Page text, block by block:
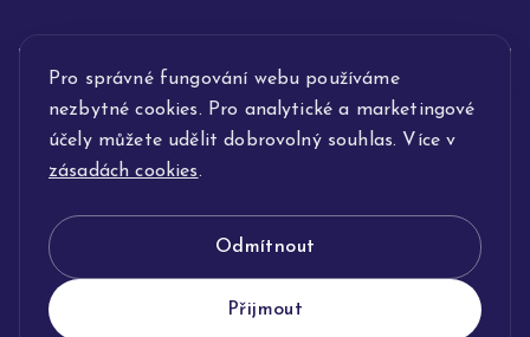
Pro správné fungování webu používáme
nezbytné cookies. Pro analytické a marketingové
účely můžete udělit dobrovolný souhlas. Více v
zásadách cookies.
Odmítnout
Přijmout
INFORMACE
POPIS SLUŽEB
KLENOTNICTVÍ JOLLEO